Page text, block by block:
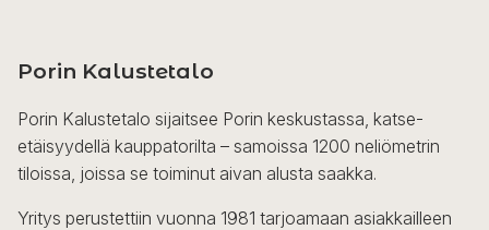
muunnelma.
tehdä
valinnat
tuotteen
sivulla.
Porin Kalustetalo
Porin Kalustetalo sijaitsee Porin keskustassa, katse-
etäisyydellä kauppatorilta – samoissa 1200 neliömetrin
tiloissa, joissa se toiminut aivan alusta saakka.
Yritys perustettiin vuonna 1981 tarjoamaan asiakkailleen